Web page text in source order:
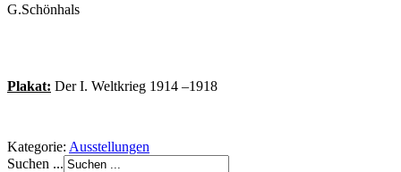
G.Schönhals
Plakat: Der I. Weltkrieg 1914 –1918
Kategorie: Ausstellungen
Suchen ...